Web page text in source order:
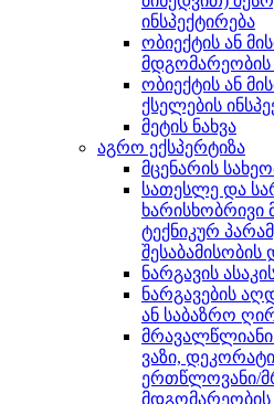
ინსპექტირება
ობიექტის ან
მდგომარეობის
ობიექტის ან
ქსელების
მეტის ნახვა
აგრო ექსპერტიზა
მცენარის
სათესლე და
ხარისხობრივი
ტექნიკურ
შესაბამისობის
ნარგავის
ნარგავების
ან საბაზრო
მრავალწლიანი
ვაზი,
ერთწლოვანი/
მდგომარეობის